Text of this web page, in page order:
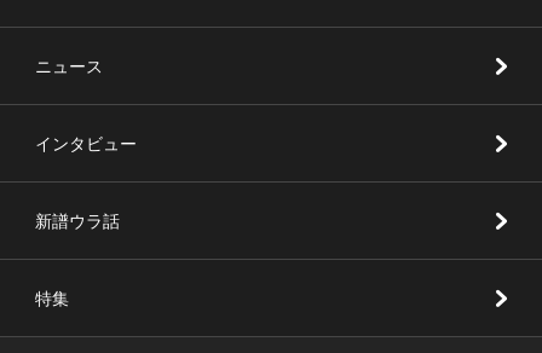
ニュース
インタビュー
新譜ウラ話
特集